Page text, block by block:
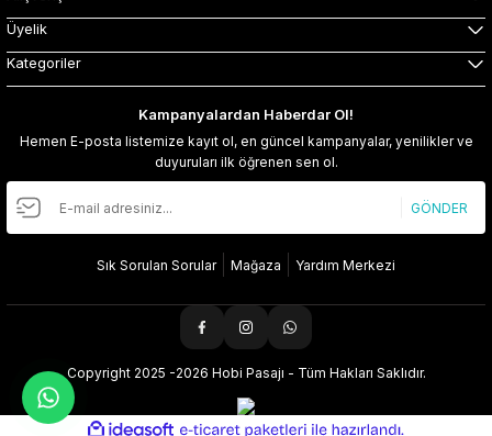
Üyelik
Kategoriler
Kampanyalardan Haberdar Ol!
Hemen E-posta listemize kayıt ol, en güncel kampanyalar, yenilikler ve
duyuruları ilk öğrenen sen ol.
GÖNDER
Sık Sorulan Sorular Mağaza Yardım Merkezi
Copyright 2025 -2026 Hobi Pasajı - Tüm Hakları Saklıdır.
ideasoft e-